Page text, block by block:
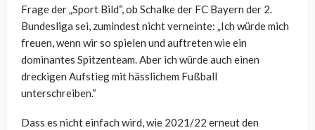
Frage der „Sport Bild“, ob Schalke der FC Bayern der 2.
Bundesliga sei, zumindest nicht verneinte: „Ich würde mich
freuen, wenn wir so spielen und auftreten wie ein
dominantes Spitzenteam. Aber ich würde auch einen
dreckigen Aufstieg mit hässlichem Fußball
unterschreiben.“
Dass es nicht einfach wird, wie 2021/22 erneut den